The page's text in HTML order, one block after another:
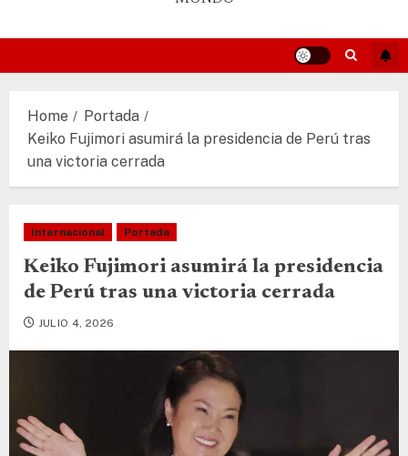
Home
Portada
Keiko Fujimori asumirá la presidencia de Perú tras
una victoria cerrada
Internacional Portada
Keiko Fujimori asumirá la presidencia
de Perú tras una victoria cerrada
JULIO 4, 2026